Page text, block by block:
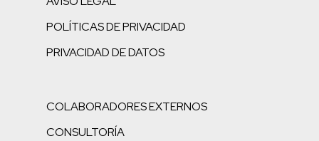
POLÍTICAS DE PRIVACIDAD
PRIVACIDAD DE DATOS
COLABORADORES EXTERNOS
CONSULTORÍA